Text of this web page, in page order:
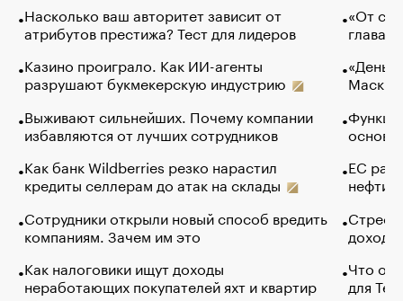
Насколько ваш авторитет зависит от
атрибутов престижа? Тест для лидеров
Казино проиграло. Как ИИ-агенты
разрушают букмекерскую индустрию
Выживают сильнейших. Почему компании
избавляются от лучших сотрудников
Как банк Wildberries резко нарастил
кредиты селлерам до атак на склады
Сотрудники открыли новый способ вредить
компаниям. Зачем им это
Как налоговики ищут доходы
неработающих покупателей яхт и квартир
«От
глава
Маск в
основ
ЕС
нефти
Что
для